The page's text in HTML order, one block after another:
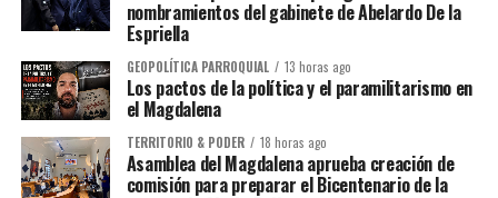
nombramientos del gabinete de Abelardo De la
Espriella
GEOPOLÍTICA PARROQUIAL 13 horas ago
Los pactos de la política y el paramilitarismo en
el Magdalena
TERRITORIO & PODER 18 horas ago
Asamblea del Magdalena aprueba creación de
comisión para preparar el Bicentenario de la